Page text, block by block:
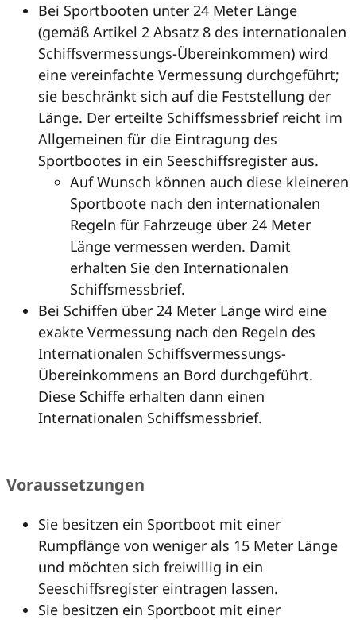
Bei Sportbooten unter 24 Meter Länge
(gemäß Artikel 2 Absatz 8 des internationalen
Schiffsvermessungs-Übereinkommen) wird
eine vereinfachte Vermessung durchgeführt;
sie beschränkt sich auf die Feststellung der
Länge. Der erteilte Schiffsmessbrief reicht im
Allgemeinen für die Eintragung des
Sportbootes in ein Seeschiffsregister aus.
Auf Wunsch können auch diese kleineren
Sportboote nach den internationalen
Regeln für Fahrzeuge über 24 Meter
Länge vermessen werden. Damit
erhalten Sie den Internationalen
Schiffsmessbrief.
Bei Schiffen über 24 Meter Länge wird eine
exakte Vermessung nach den Regeln des
Internationalen Schiffsvermessungs-
Übereinkommens an Bord durchgeführt.
Diese Schiffe erhalten dann einen
Internationalen Schiffsmessbrief.
Voraussetzungen
Sie besitzen ein Sportboot mit einer
Rumpflänge von weniger als 15 Meter Länge
und möchten sich freiwillig in ein
Seeschiffsregister eintragen lassen.
Sie besitzen ein Sportboot mit einer